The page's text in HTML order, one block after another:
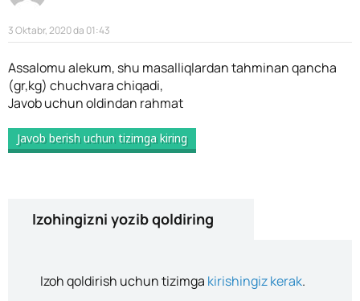
3 Oktabr, 2020 da 01:43
Assalomu alekum, shu masalliqlardan tahminan qancha
(gr,kg) chuchvara chiqadi,
Javob uchun oldindan rahmat
Javob berish uchun tizimga kiring
Izohingizni yozib qoldiring
Izoh qoldirish uchun tizimga kirishingiz kerak.